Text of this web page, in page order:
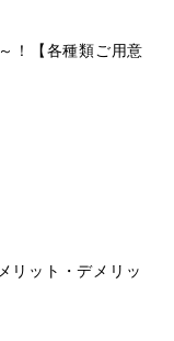
！【各種類ご用意
リット・デメリッ